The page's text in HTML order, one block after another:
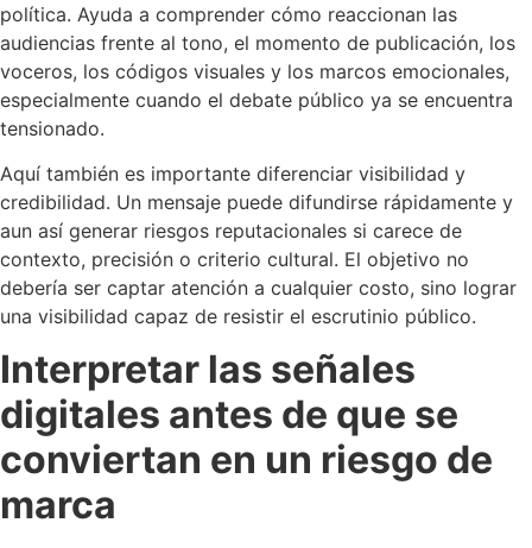
política. Ayuda a comprender cómo reaccionan las
audiencias frente al tono, el momento de publicación, los
voceros, los códigos visuales y los marcos emocionales,
especialmente cuando el debate público ya se encuentra
tensionado.
Aquí también es importante diferenciar visibilidad y
credibilidad. Un mensaje puede difundirse rápidamente y
aun así generar riesgos reputacionales si carece de
contexto, precisión o criterio cultural. El objetivo no
debería ser captar atención a cualquier costo, sino lograr
una visibilidad capaz de resistir el escrutinio público.
Interpretar las señales
digitales antes de que se
conviertan en un riesgo de
marca